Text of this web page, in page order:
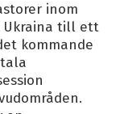
inom
Ukraina till ett
kommande